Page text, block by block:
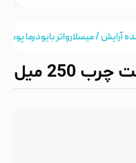
آرایش/ میسلارواتر بایودرما پوست چرب
250 میل